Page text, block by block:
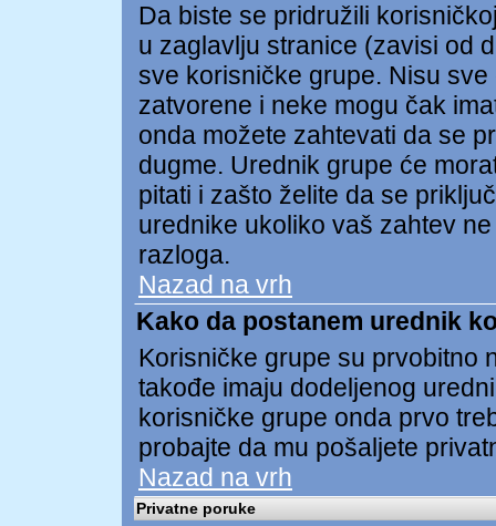
Da biste se pridružili
u zaglavlju stranice (zavisi od
sve korisničke grupe. Nisu
zatvorene i neke mogu čak
onda možete zahtevati da se
dugme. Urednik grupe će
pitati i zašto želite da se
urednike ukoliko vaš zahtev
razloga.
Nazad na vrh
Kako da postanem urednik
Korisničke grupe su prvobitno
takođe imaju dodeljenog
korisničke grupe onda prvo
probajte da mu pošaljete
Nazad na vrh
Privatne poruke